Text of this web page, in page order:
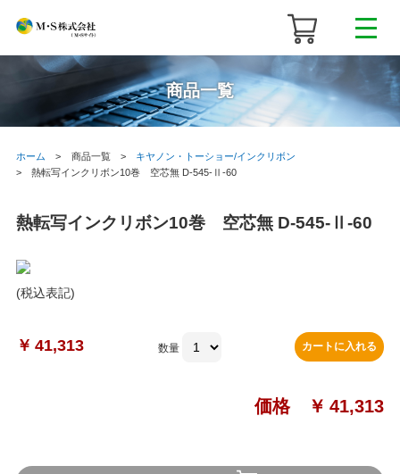
商品一覧
ホーム 商品一覧
キヤノン・トーショー/インクリボン
熱転写インクリボン10巻 空芯無 D-545-Ⅱ-60
熱転写インクリボン10巻 空芯無 D-545-Ⅱ-60
(税込表記)
￥ 41,313 数量 カートに入れる
価格 ￥ 41,313